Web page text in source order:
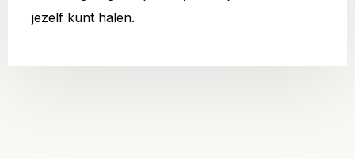
jezelf kunt halen.